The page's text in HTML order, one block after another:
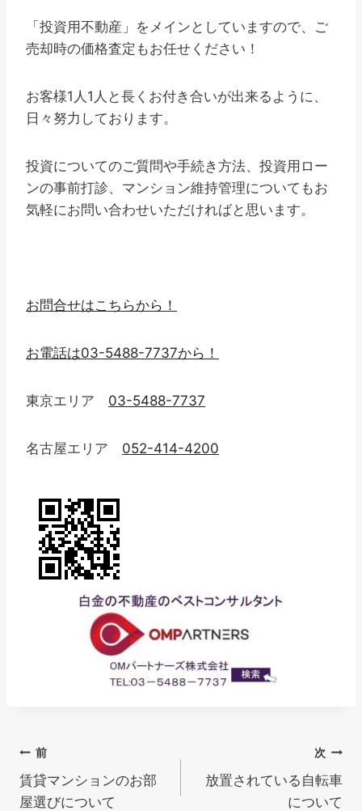
「投資用不動産」をメインとしていますので、ご
売却時の価格査定もお任せください！
お客様1人1人と長くお付き合いが出来るように、
日々努力しております。
投資についてのご質問や手続き方法、投資用ロー
ンの事前打診、マンション維持管理についてもお
気軽にお問い合わせいただければと思います。
お問合せはこちらから！
お電話は03-5488-7737から！
東京エリア 03-5488-7737
名古屋エリア 052-414-4200
投
稿
前
賃貸マンションのお部
屋選びについて
次
放置されている自転車
について